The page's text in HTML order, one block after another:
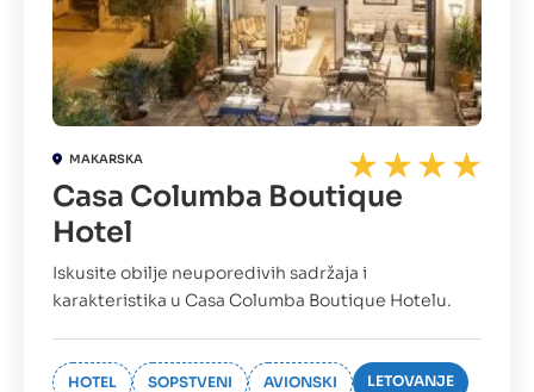
MAKARSKA
Casa Columba Boutique
Hotel
Iskusite obilje neuporedivih sadržaja i
karakteristika u Casa Columba Boutique Hotelu.
HOTEL SOPSTVENI AVIONSKI LETOVANJE